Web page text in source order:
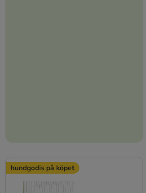
hundgodis på köpet